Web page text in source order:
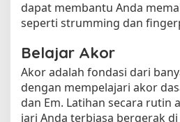
dapat membantu Anda
seperti strumming dan
Belajar Akor
Akor adalah fondasi dari
dengan mempelajari akor
dan Em. Latihan secara rutin
jari Anda terbiasa bergerak di